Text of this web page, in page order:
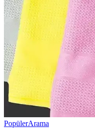
PopülerArama